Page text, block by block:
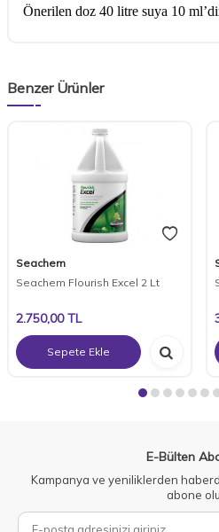
Önerilen doz 40 litre suya 10
Benzer Ürünler
Seachem
Seachem Flourish Excel 2 Lt
2.750,00TL
Sepete Ekle
E-Bülten
Kampanya ve yeniliklerden
abone